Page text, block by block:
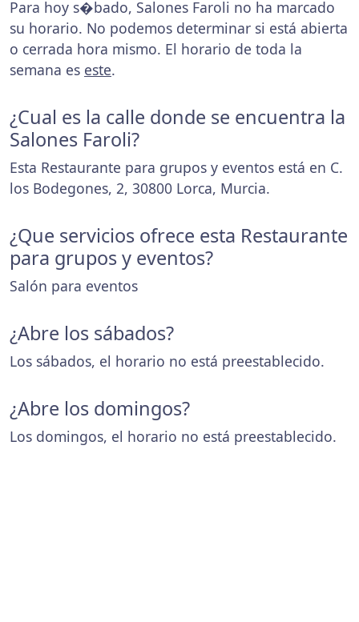
Para hoy s�bado, Salones Faroli no ha marcado
su horario. No podemos determinar si está abierta
o cerrada hora mismo. El horario de toda la
semana es este.
¿Cual es la calle donde se encuentra la
Salones Faroli?
Esta Restaurante para grupos y eventos está en C.
los Bodegones, 2, 30800 Lorca, Murcia.
¿Que servicios ofrece esta Restaurante
para grupos y eventos?
Salón para eventos
¿Abre los sábados?
Los sábados, el horario no está preestablecido.
¿Abre los domingos?
Los domingos, el horario no está preestablecido.